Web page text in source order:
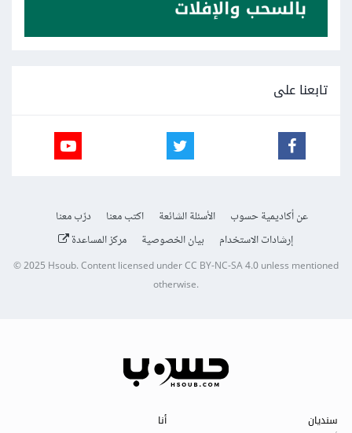
تابعنا على
عن أكاديمية حسوب الأسئلة الشائعة اكتب معنا
درّب معنا
إرشادات الاستخدام
بيان الخصوصية مركز المساعدة
© 2025Hsoub.Content licensed underCC BY-NC-SA 4.0unless mentioned
otherwise.